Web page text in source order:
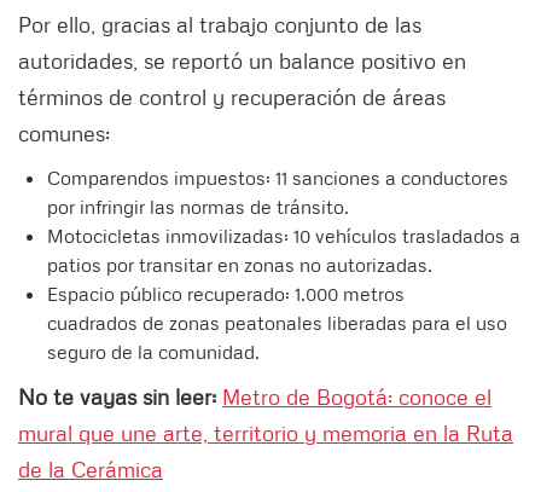
Por ello, gracias al trabajo conjunto de las
autoridades, se reportó un balance positivo en
términos de control y recuperación de áreas
comunes:
Comparendos impuestos: 11 sanciones a conductores
por infringir las normas de tránsito.
⁠Motocicletas inmovilizadas: 10 vehículos trasladados a
patios por transitar en zonas no autorizadas.
Espacio público recuperado: 1.000 metros
cuadrados de zonas peatonales liberadas para el uso
seguro de la comunidad.
No te vayas sin leer: Metro de Bogotá: conoce el
mural que une arte, territorio y memoria en la Ruta
de la Cerámica